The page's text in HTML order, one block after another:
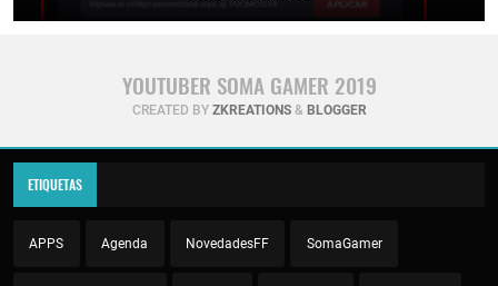
YOUTUBER SOMA GAMER 2019
CREATED BY ZKREATIONS& BLOGGER
ETIQUETAS
APPS Agenda NovedadesFF SomaGamer